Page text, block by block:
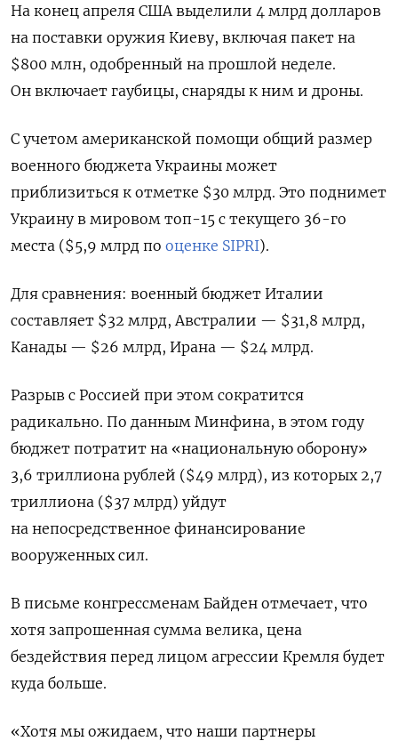
На конец апреля США выделили 4 млрд долларов
на поставки оружия Киеву, включая пакет на
$800 млн, одобренный на прошлой неделе.
Он включает гаубицы, снаряды к ним и дроны.
С учетом американской помощи общий размер
военного бюджета Украины может
приблизиться к отметке $30 млрд. Это поднимет
Украину в мировом топ-15 с текущего 36-го
места ($5,9 млрд по оценке SIPRI).
Для сравнения: военный бюджет Италии
составляет $32 млрд, Австралии — $31,8 млрд,
Канады — $26 млрд, Ирана — $24 млрд.
Разрыв с Россией при этом сократится
радикально. По данным Минфина, в этом году
бюджет потратит на «национальную оборону»
3,6 триллиона рублей ($49 млрд), из которых 2,7
триллиона ($37 млрд) уйдут
на непосредственное финансирование
вооруженных сил.
В письме конгрессменам Байден отмечает, что
хотя запрошенная сумма велика, цена
бездействия перед лицом агрессии Кремля будет
куда больше.
«Хотя мы ожидаем, что наши партнеры